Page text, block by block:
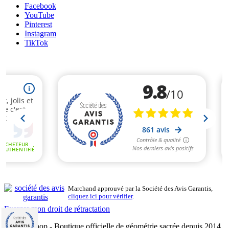
Facebook
YouTube
Pinterest
Instagram
TikTok
Marchand approuvé par la Société des Avis Garantis,
cliquez ici pour vérifier.
Exercer mon droit de rétractation
Mandalashop - Boutique officielle de géométrie sacrée depuis 2014